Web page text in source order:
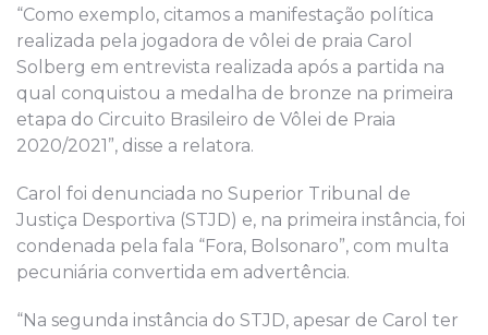
“Como exemplo, citamos a manifestação política
realizada pela jogadora de vôlei de praia Carol
Solberg em entrevista realizada após a partida na
qual conquistou a medalha de bronze na primeira
etapa do Circuito Brasileiro de Vôlei de Praia
2020/2021”, disse a relatora.
Carol foi denunciada no Superior Tribunal de
Justiça Desportiva (STJD) e, na primeira instância, foi
condenada pela fala “Fora, Bolsonaro”, com multa
pecuniária convertida em advertência.
“Na segunda instância do STJD, apesar de Carol ter